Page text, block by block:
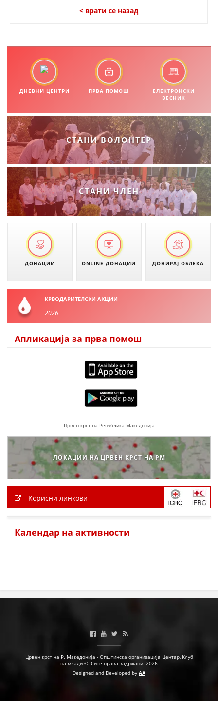
ДЕЈСТВУВАЊЕ
СТРАТЕГИИ
ЕДУКАТИВНО ИНФОРМАТИВНИ МАТЕРИЈАЛИ
БРОШУРИ
ПОСТЕРИ
ПРЕЗЕНТАЦИИ
< врати се назад
ДНЕВНИ ЦЕНТРИ ПРВА ПОМОШ
ЕЛЕКТРОНСКИ
ВЕСНИК
СТАНИ ВОЛОНТЕР
СТАНИ ЧЛЕН
ДОНАЦИИ ONLINE ДОНАЦИИ ДОНИРАЈ ОБЛЕКА
КРВОДАРИТЕЛСКИ АКЦИИ
2026
Апликација за прва помош
Црвен крст на Република Македонија
ЛОКАЦИИ НА ЦРВЕН КРСТ НА РМ
Корисни линкови
Календар на активности
Црвен крст на Р. Македонија - Општинска организација Центар, Клуб
на млади ©. Сите права задржани. 2026
Designed and Developed by AA